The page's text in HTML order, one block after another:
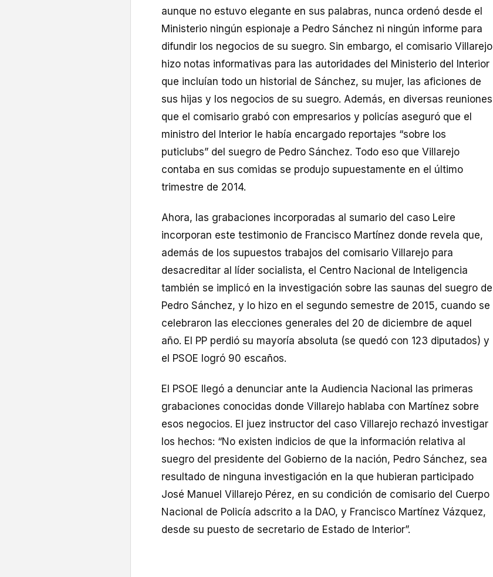
aunque no estuvo elegante en sus palabras, nunca ordenó desde el
Ministerio ningún espionaje a Pedro Sánchez ni ningún informe para
difundir los negocios de su suegro. Sin embargo, el comisario Villarejo
hizo notas informativas para las autoridades del Ministerio del Interior
que incluían todo un historial de Sánchez, su mujer, las aficiones de
sus hijas y los negocios de su suegro. Además, en diversas reuniones
que el comisario grabó con empresarios y policías aseguró que el
ministro del Interior le había encargado reportajes “sobre los
puticlubs” del suegro de Pedro Sánchez. Todo eso que Villarejo
contaba en sus comidas se produjo supuestamente en el último
trimestre de 2014.
Ahora, las grabaciones incorporadas al sumario del caso Leire
incorporan este testimonio de Francisco Martínez donde revela que,
además de los supuestos trabajos del comisario Villarejo para
desacreditar al líder socialista, el Centro Nacional de Inteligencia
también se implicó en la investigación sobre las saunas del suegro de
Pedro Sánchez, y lo hizo en el segundo semestre de 2015, cuando se
celebraron las elecciones generales del 20 de diciembre de aquel
año. El PP perdió su mayoría absoluta (se quedó con 123 diputados) y
el PSOE logró 90 escaños.
El PSOE llegó a denunciar ante la Audiencia Nacional las primeras
grabaciones conocidas donde Villarejo hablaba con Martínez sobre
esos negocios. El juez instructor del caso Villarejo rechazó investigar
los hechos: “No existen indicios de que la información relativa al
suegro del presidente del Gobierno de la nación, Pedro Sánchez, sea
resultado de ninguna investigación en la que hubieran participado
José Manuel Villarejo Pérez, en su condición de comisario del Cuerpo
Nacional de Policía adscrito a la DAO, y Francisco Martínez Vázquez,
desde su puesto de secretario de Estado de Interior”.